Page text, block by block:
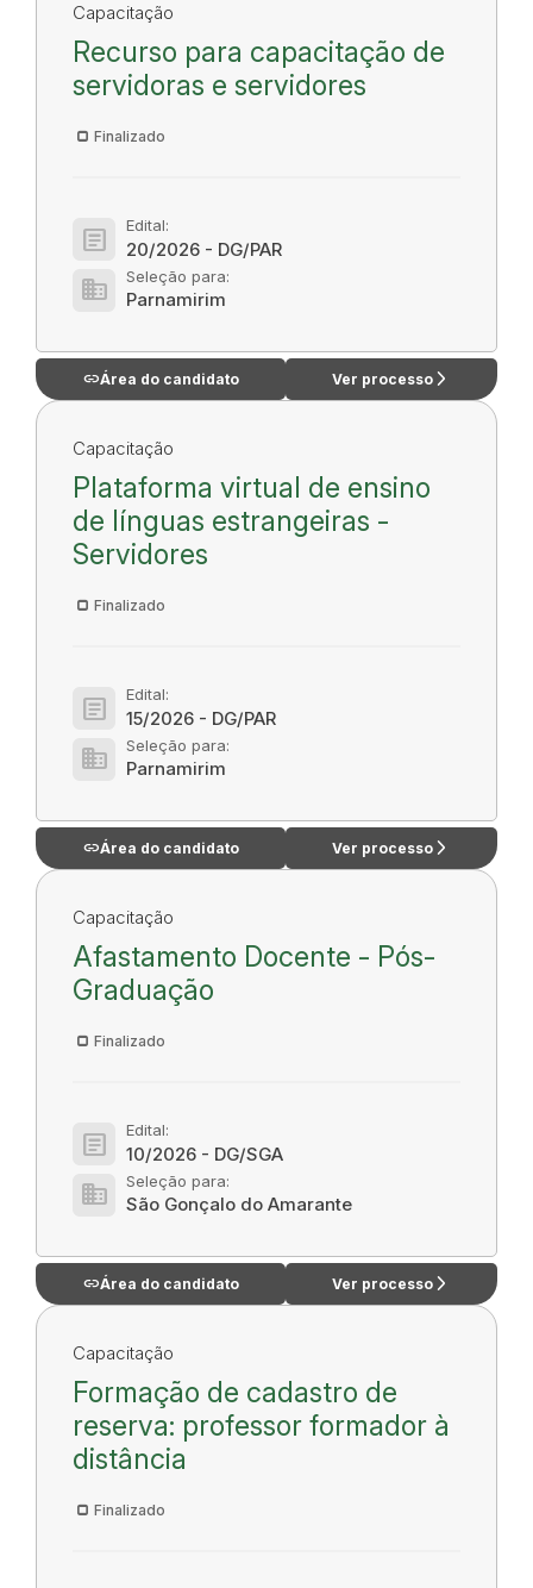
Capacitação
Recurso para capacitação de
servidoras e servidores
Finalizado
article Edital:
20/2026 - DG/PAR
domain Seleção para:
Parnamirim
linkÁrea do candidato Ver processo arrow_forward_ios
Capacitação
Plataforma virtual de ensino
de línguas estrangeiras -
Servidores
Finalizado
article Edital:
15/2026 - DG/PAR
domain Seleção para:
Parnamirim
linkÁrea do candidato Ver processo arrow_forward_ios
Capacitação
Afastamento Docente - Pós-
Graduação
Finalizado
article Edital:
10/2026 - DG/SGA
domain Seleção para:
São Gonçalo do Amarante
linkÁrea do candidato Ver processo arrow_forward_ios
Capacitação
Formação de cadastro de
reserva: professor formador à
distância
Finalizado